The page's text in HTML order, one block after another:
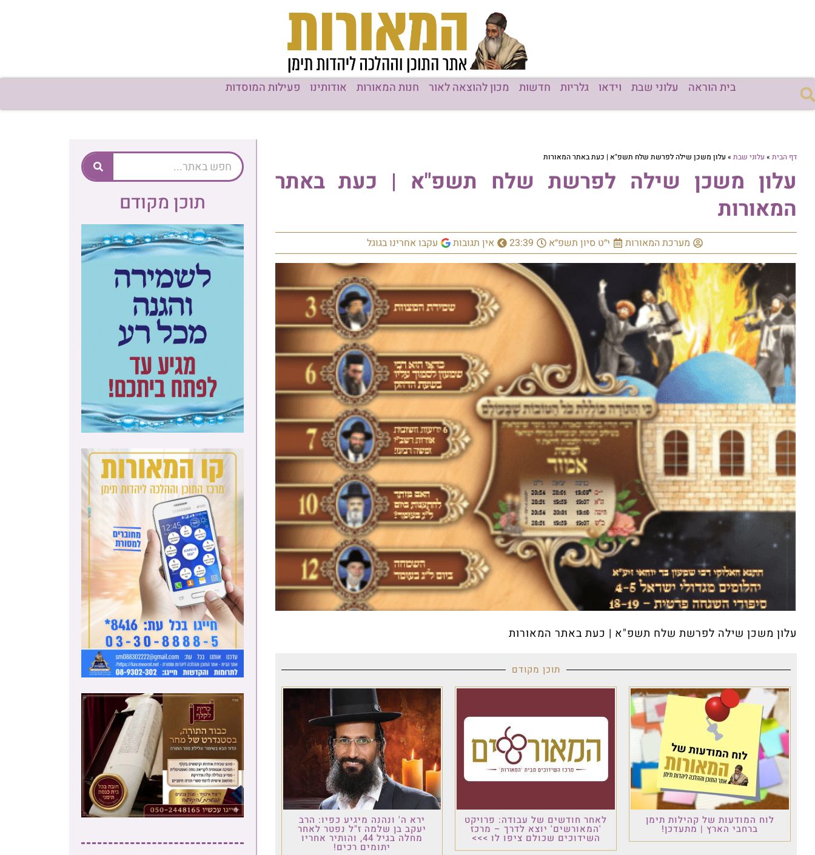
בית הוראה עלוני שבת וידאו גלריות חדשות מכון להוצאה לאור חנות המאורות אודותינו פעילות המוסדות
דף הבית » עלוני שבת » עלון משכן שילה לפרשת שלח תשפ"א | כעת באתר המאורות
עלון משכן שילה לפרשת שלח תשפ"א | כעת באתר
המאורות
מערכת המאורות י״ט סיון תשפ״א 23:39 אין תגובות עקבו אחרינו בגוגל
עלון משכן שילה לפרשת שלח תשפ"א | כעת באתר המאורות
תוכן מקודם
לוח המודעות של קהילות תימן
ברחבי הארץ | מתעדכן!
לאחר חודשים של עבודה: פרויקט
'המאורשים' יוצא לדרך – מרכז
השידוכים שכולם ציפו לו >>>
ירא ה' ונהנה מיגיע כפיו: הרב
יעקב בן שלמה ז"ל נפטר לאחר
מחלה בגיל 44, והותיר אחריו
יתומים רכים!
תוכן מקודם